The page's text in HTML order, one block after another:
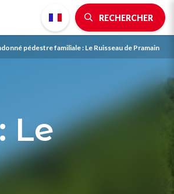
RECHERCHER
pédestre familiale : Le Ruisseau de Pramain
Le